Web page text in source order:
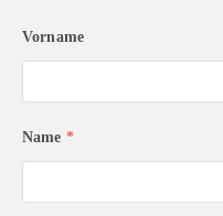
Vorname
Name *